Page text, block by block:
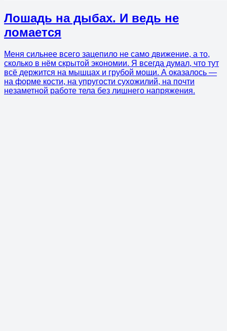
Лошадь на дыбах. И ведь не
ломается
Меня сильнее всего зацепило не само движение, а то,
сколько в нём скрытой экономии. Я всегда думал, что тут
всё держится на мышцах и грубой мощи. А оказалось —
на форме кости, на упругости сухожилий, на почти
незаметной работе тела без лишнего напряжения.